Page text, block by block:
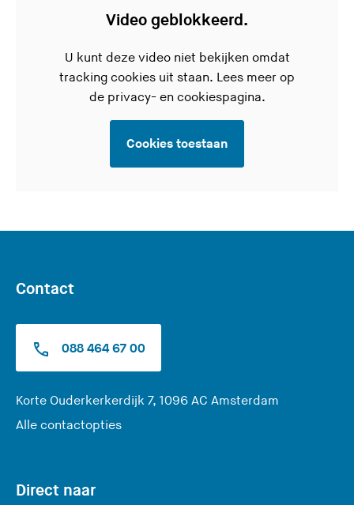
Video geblokkeerd.
U kunt deze video niet bekijken omdat
tracking cookies uit staan. Lees meer op
de privacy- en cookiespagina.
Cookies toestaan
Contact
088 464 67 00
Korte Ouderkerkerdijk 7, 1096 AC Amsterdam
Alle contactopties
Direct naar